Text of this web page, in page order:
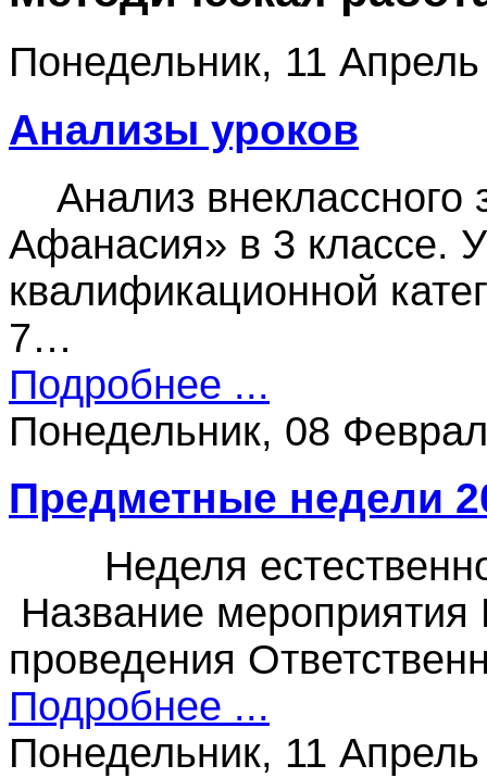
Понедельник, 11
Анализы уроков
Анализ внеклассного
Афанасия» в 3 классе.
квалификационной
7…
Подробнее ...
Понедельник, 08
Предметные недели
Неделя
Название
проведения
Подробнее ...
Понедельник, 11